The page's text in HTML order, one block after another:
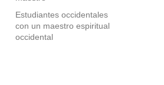
Estudiantes occidentales
con un maestro espiritual
occidental